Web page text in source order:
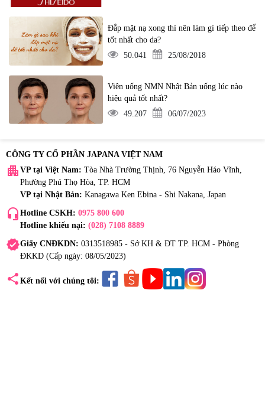
Đắp mặt nạ xong thì nên làm gì tiếp theo để
tốt nhất cho da?
50.041
25/08/2018
Viên uống NMN Nhật Bản uống lúc nào
hiệu quả tốt nhất?
49.207
06/07/2023
CÔNG TY CỔ PHẦN JAPANA VIỆT NAM
apartment VP tại Việt Nam: Tòa Nhà Trường Thịnh, 76 Nguyễn Háo Vĩnh,
Phường Phú Thọ Hòa, TP. HCM
VP tại Nhật Bản: Kanagawa Ken Ebina - Shi Nakana, Japan
headset_mic Hotline CSKH: 0975 800 600
Hotline khiếu nại: (028) 7108 8889
verifiedGiấy CNĐKDN: 0313518985 - Sở KH & ĐT TP. HCM - Phòng
ĐKKD (Cấp ngày: 08/05/2023)
share Kết nối với chúng tôi: